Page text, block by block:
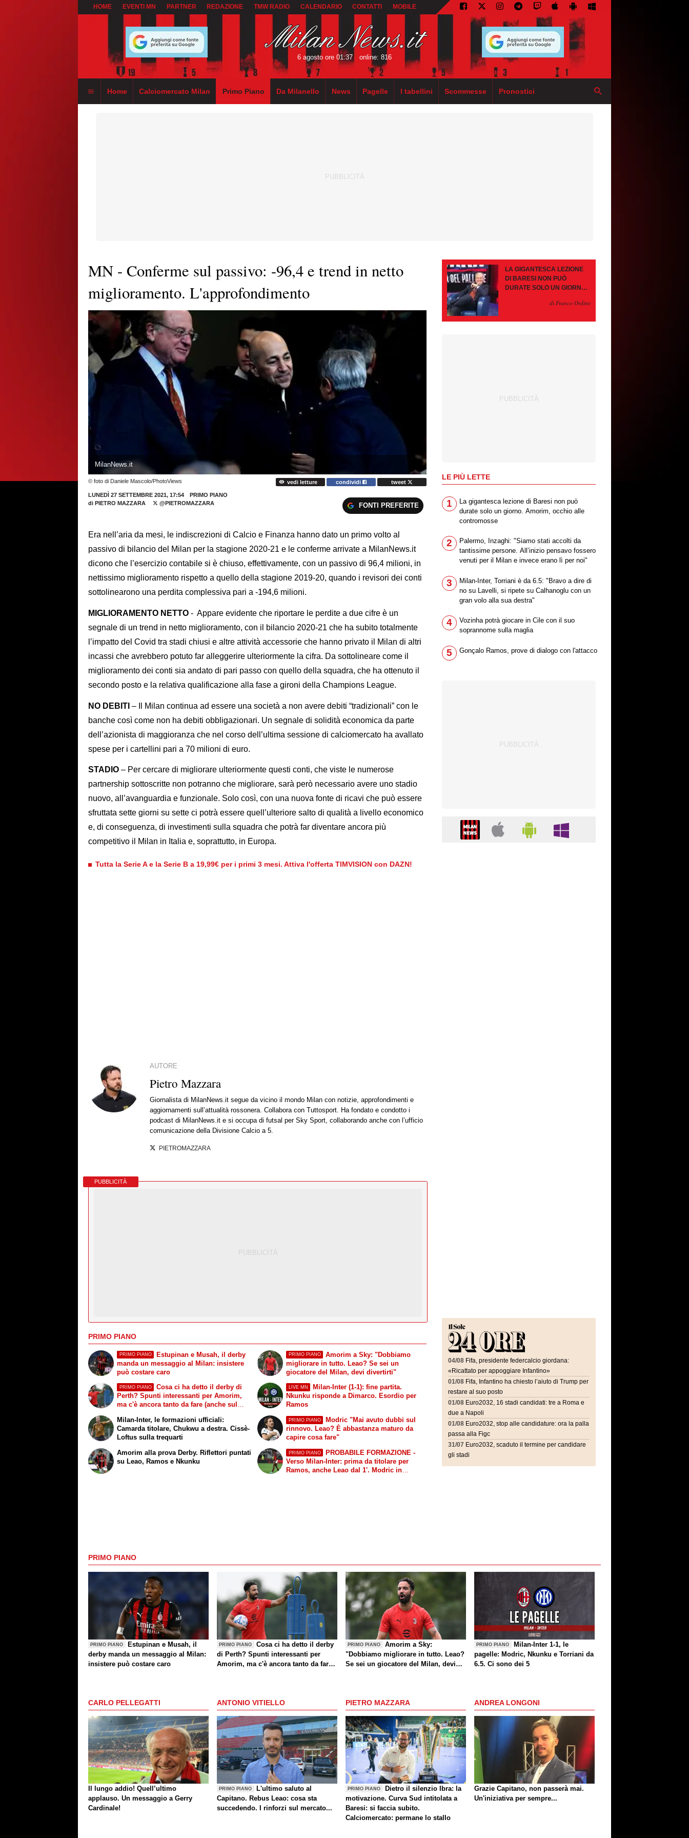
HOME EVENTI MN PARTNER REDAZIONE TMW RADIO CALENDARIO CONTATTI MOBILE
6 agosto ore 01:37 online: 816
Home Calciomercato Milan Primo Piano Da Milanello News Pagelle I tabellini Scommesse Pronostici
MN - Conferme sul passivo: -96,4 e trend in netto
miglioramento. L'approfondimento
MilanNews.it
© foto di Daniele Mascolo/PhotoViews vedi letture condividi tweet
LUNEDÌ 27 SETTEMBRE 2021, 17:54
PRIMO PIANO
di PIETRO MAZZARA @PIETROMAZZARA FONTI PREFERITE
Era nell’aria da mesi, le indiscrezioni di Calcio e Finanza hanno dato un primo volto al
passivo di bilancio del Milan per la stagione 2020-21 e le conferme arrivate a MilanNews.it
dicono che l’esercizio contabile si è chiuso, effettivamente, con un passivo di 96,4 milioni, in
nettissimo miglioramento rispetto a quello della stagione 2019-20, quando i revisori dei conti
sottolinearono una perdita complessiva pari a -194,6 milioni.
MIGLIORAMENTO NETTO - Appare evidente che riportare le perdite a due cifre è un
segnale di un trend in netto miglioramento, con il bilancio 2020-21 che ha subito totalmente
l’impatto del Covid tra stadi chiusi e altre attività accessorie che hanno privato il Milan di altri
incassi che avrebbero potuto far alleggerire ulteriormente la cifra. Da sottolineare come il
miglioramento dei conti sia andato di pari passo con quello della squadra, che ha ottenuto il
secondo posto e la relativa qualificazione alla fase a gironi della Champions League.
NO DEBITI – Il Milan continua ad essere una società a non avere debiti “tradizionali” con le
banche così come non ha debiti obbligazionari. Un segnale di solidità economica da parte
dell’azionista di maggioranza che nel corso dell’ultima sessione di calciomercato ha avallato
spese per i cartellini pari a 70 milioni di euro.
STADIO – Per cercare di migliorare ulteriormente questi conti, che viste le numerose
partnership sottoscritte non potranno che migliorare, sarà però necessario avere uno stadio
nuovo, all’avanguardia e funzionale. Solo così, con una nuova fonte di ricavi che può essere
sfruttata sette giorni su sette ci potrà essere quell’ulteriore salto di qualità a livello economico
e, di conseguenza, di investimenti sulla squadra che potrà far diventare ancora più
competitivo il Milan in Italia e, soprattutto, in Europa.
Tutta la Serie A e la Serie B a 19,99€ per i primi 3 mesi. Attiva l'offerta TIMVISION con DAZN!
AUTORE
Pietro Mazzara
Giornalista di MilanNews.it segue da vicino il mondo Milan con notizie, approfondimenti e
aggiornamenti sull’attualità rossonera. Collabora con Tuttosport. Ha fondato e condotto i
podcast di MilanNews.it e si occupa di futsal per Sky Sport, collaborando anche con l’ufficio
comunicazione della Divisione Calcio a 5.
PIETROMAZZARA
PUBBLICITÀ
PRIMO PIANO
PRIMO PIANO
Estupinan e Musah, il derby
manda un messaggio al Milan: insistere
può costare caro
PRIMO PIANO
Cosa ci ha detto il derby di
Perth? Spunti interessanti per Amorim,
ma c'è ancora tanto da fare (anche sul
PRIMO PIANO
Amorim a Sky: "Dobbiamo
migliorare in tutto. Leao? Se sei un
giocatore del Milan, devi divertirti"
LIVE MN
Milan-Inter (1-1): fine partita.
Nkunku risponde a Dimarco. Esordio per
Ramos
Milan-Inter, le formazioni ufficiali:
Camarda titolare, Chukwu a destra. Cissè-
Loftus sulla trequarti
Amorim alla prova Derby. Riflettori puntati
su Leao, Ramos e Nkunku
PRIMO PIANO
Modric "Mai avuto dubbi sul
rinnovo. Leao? È abbastanza maturo da
capire cosa fare"
PRIMO PIANO
PROBABILE FORMAZIONE -
Verso Milan-Inter: prima da titolare per
Ramos, anche Leao dal 1'. Modric in
LA GIGANTESCA LEZIONE
DI BARESI NON PUÒ
DURATE SOLO UN GIORNO.
CONTROMOSSEdi Franco Ordine
LE PIÙ LETTE
1
La gigantesca lezione di Baresi non può
durate solo un giorno. Amorim, occhio alle
contromosse
2
Palermo, Inzaghi: "Siamo stati accolti da
tantissime persone. All’inizio pensavo fossero
venuti per il Milan e invece erano lì per noi"
3
Milan-Inter, Torriani è da 6.5: "Bravo a dire di
no su Lavelli, si ripete su Calhanoglu con un
gran volo alla sua destra"
4
Vozinha potrà giocare in Cile con il suo
soprannome sulla maglia
5 Gonçalo Ramos, prove di dialogo con l'attacco
04/08 Fifa, presidente federcalcio giordana:
«Ricattato per appoggiare Infantino»
01/08 Fifa, Infantino ha chiesto l’aiuto di Trump per
restare al suo posto
01/08 Euro2032, 16 stadi candidati: tre a Roma e
due a Napoli
01/08 Euro2032, stop alle candidature: ora la palla
passa alla Figc
31/07 Euro2032, scaduto il termine per candidare
gli stadi
PRIMO PIANO
PRIMO PIANO
Estupinan e Musah, il
derby manda un messaggio al Milan:
insistere può costare caro
PRIMO PIANO
Cosa ci ha detto il derby
di Perth? Spunti interessanti per
Amorim, ma c'è ancora tanto da fare
PRIMO PIANO
Amorim a Sky:
"Dobbiamo migliorare in tutto. Leao?
Se sei un giocatore del Milan, devi
PRIMO PIANO
Milan-Inter 1-1, le
pagelle: Modric, Nkunku e Torriani da
6.5. Ci sono dei 5
CARLO PELLEGATTI
Il lungo addio! Quell’ultimo
applauso. Un messaggio a Gerry
Cardinale!
ANTONIO VITIELLO
PRIMO PIANO
L'ultimo saluto al
Capitano. Rebus Leao: cosa sta
succedendo. I rinforzi sul mercato...
PIETRO MAZZARA
PRIMO PIANO
Dietro il silenzio Ibra: la
motivazione. Curva Sud intitolata a
Baresi: si faccia subito.
Calciomercato: permane lo stallo
ANDREA LONGONI
Grazie Capitano, non passerà mai.
Un'iniziativa per sempre...